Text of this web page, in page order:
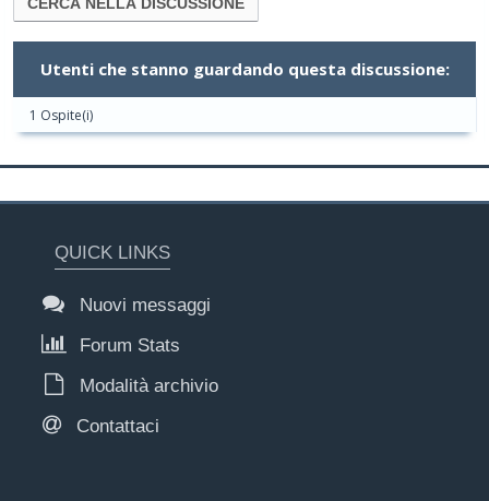
Utenti che stanno guardando questa discussione:
1 Ospite(i)
QUICK LINKS
Nuovi messaggi
Forum Stats
Modalità archivio
Contattaci